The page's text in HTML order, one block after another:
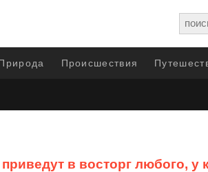
Происшествия
в восторг любого, у